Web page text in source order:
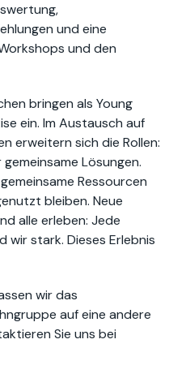
und eine
und den
bringen als Young
ein. Im Austausch auf
erweitern sich die Rollen:
Lösungen.
Ressourcen
bleiben. Neue
alle erleben: Jede
wir stark. Dieses Erlebnis
wir das
auf eine andere
Sie uns bei